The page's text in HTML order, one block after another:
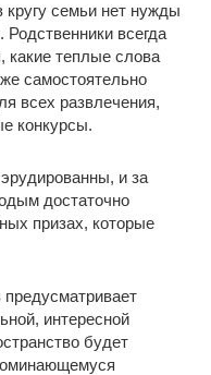
семьи нет нужды
всегда
какие теплые слова
самостоятельно
всех развлечения,
конкурсы.
и за
достаточно
призах, которые
интересной
будет